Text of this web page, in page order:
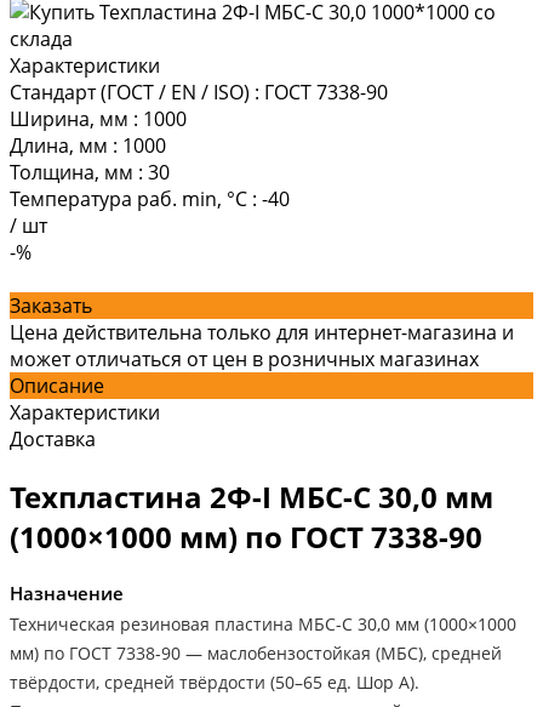
Характеристики
Стандарт (ГОСТ / EN / ISO) : ГОСТ 7338-90
Ширина, мм : 1000
Длина, мм : 1000
Толщина, мм : 30
Температура раб. min, °C : -40
/ шт
-%
Заказать
Цена действительна только для интернет-магазина и
может отличаться от цен в розничных магазинах
Описание
Характеристики
Доставка
Техпластина 2Ф-I МБС-С 30,0 мм
(1000×1000 мм) по ГОСТ 7338-90
Назначение
Техническая резиновая пластина МБС-С 30,0 мм (1000×1000
мм) по ГОСТ 7338-90 — маслобензостойкая (МБС), средней
твёрдости, средней твёрдости (50–65 ед. Шор А).